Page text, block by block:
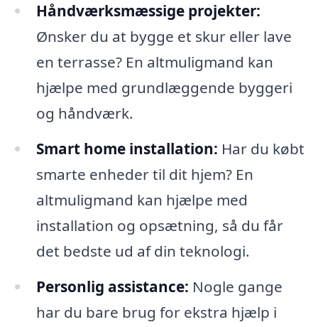
Håndværksmæssige projekter:
Ønsker du at bygge et skur eller lave
en terrasse? En altmuligmand kan
hjælpe med grundlæggende byggeri
og håndværk.
Smart home installation: Har du købt
smarte enheder til dit hjem? En
altmuligmand kan hjælpe med
installation og opsætning, så du får
det bedste ud af din teknologi.
Personlig assistance: Nogle gange
har du bare brug for ekstra hjælp i